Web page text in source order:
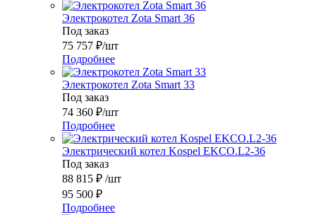
Электрокотел Zota Smart 36
Под заказ
75 757 ₽/шт
Подробнее
Электрокотел Zota Smart 33
Под заказ
74 360 ₽/шт
Подробнее
Электрический котел Kospel EKCO.L2-36
Под заказ
88 815 ₽ /шт
95 500 ₽
Подробнее